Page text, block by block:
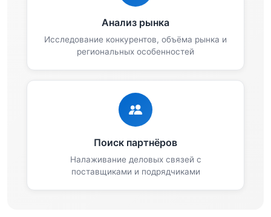
Анализ рынка
Исследование конкурентов, объёма рынка и
региональных особенностей
Поиск партнёров
Налаживание деловых связей с
поставщиками и подрядчиками